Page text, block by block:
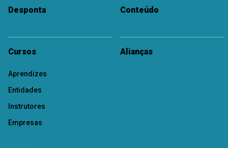
Desponta Conteúdo
Cursos
Aprendizes
Entidades
Instrutores
Empresas
Alianças